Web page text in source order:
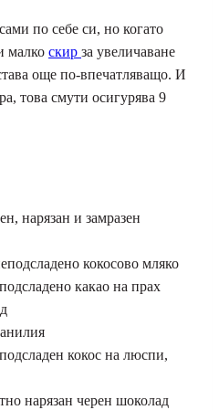
по себе си, но когато
малко скир за увеличаване
още по-впечатляващо. И
това смути осигурява 9
нарязан и замразен
кокосово мляко
какао на прах
кокос на люспи,
нарязан черен шоколад